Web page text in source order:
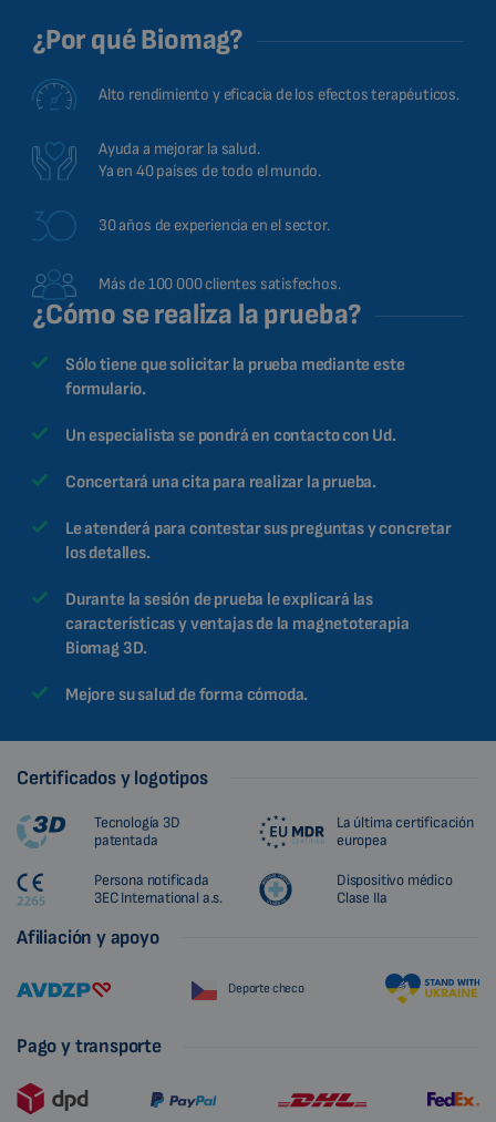
¿Por qué Biomag?
Alto rendimiento y eficacia de los efectos terapéuticos.
Ayuda a mejorar la salud.
Ya en 40 países de todo el mundo.
30 años de experiencia en el sector.
Más de 100 000 clientes satisfechos.
¿Cómo se realiza la prueba?
Sólo tiene que solicitar la prueba mediante este
formulario.
Un especialista se pondrá en contacto con Ud.
Concertará una cita para realizar la prueba.
Le atenderá para contestar sus preguntas y concretar
los detalles.
Durante la sesión de prueba le explicará las
características y ventajas de la magnetoterapia
Biomag 3D.
Mejore su salud de forma cómoda.
Certificados y logotipos
Tecnología 3D
patentada
La última certificación
europea
Persona notificada
3EC International a.s.
Dispositivo médico
Clase IIa
Afiliación y apoyo
Deporte checo
Pago y transporte